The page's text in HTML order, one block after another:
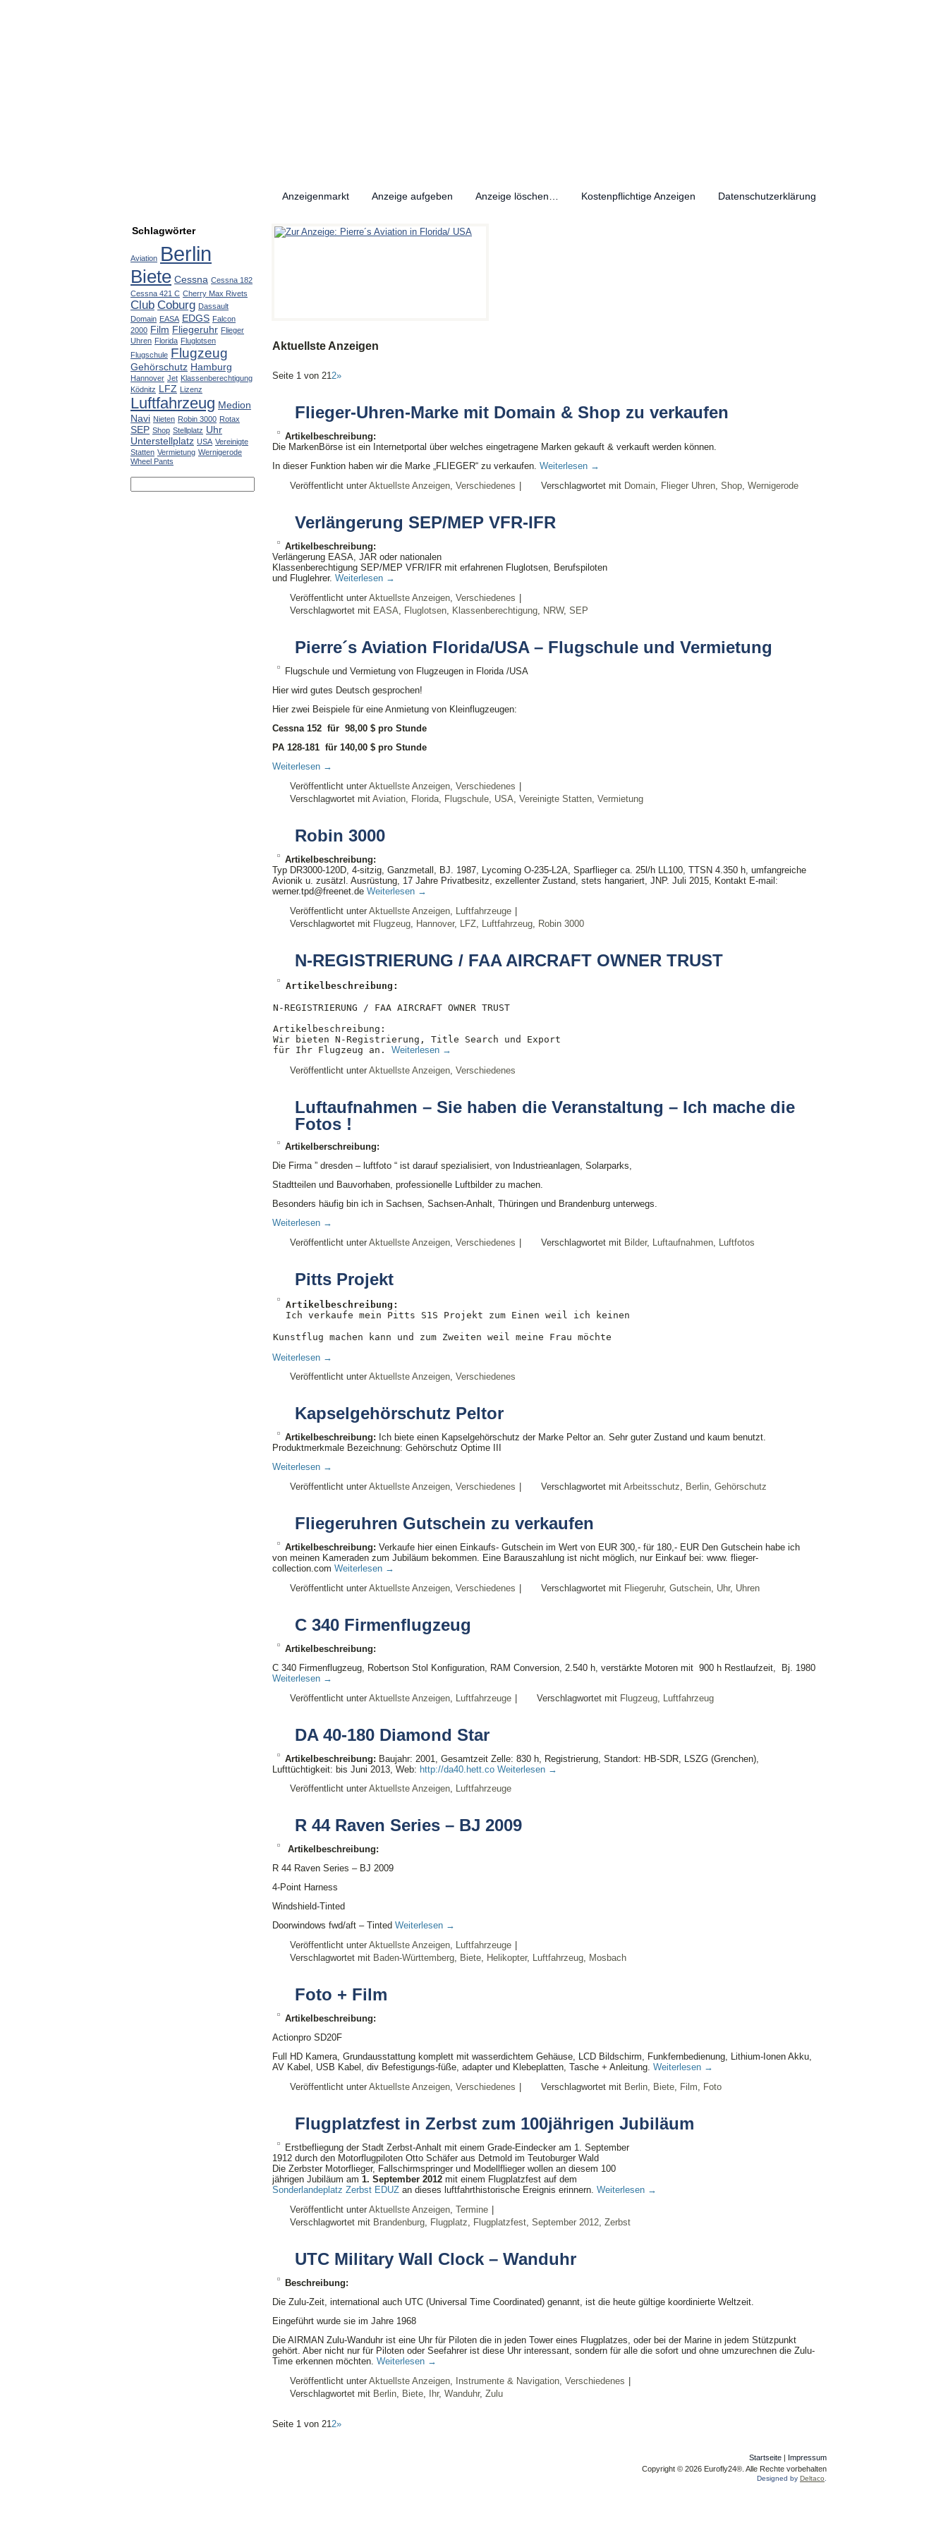
Anzeigenmarkt Anzeige aufgeben Anzeige löschen… Kostenpflichtige Anzeigen Datenschutzerklärung
Schlagwörter
Aviation Berlin
Biete Cessna Cessna 182
Cessna 421 C Cherry Max Rivets
Club Coburg Dassault
Domain EASA EDGS Falcon
2000 Film Fliegeruhr Flieger
Uhren Florida Fluglotsen
Flugschule Flugzeug
Gehörschutz Hamburg
Hannover Jet Klassenberechtigung
Ködnitz LFZ Lizenz
Luftfahrzeug Medion
Navi Nieten Robin 3000 Rotax
SEP Shop Stellplatz Uhr
Unterstellplatz USA Vereinigte
Statten Vermietung Wernigerode
Wheel Pants
Aktuellste Anzeigen
Seite 1 von 212»
Flieger-Uhren-Marke mit Domain & Shop zu verkaufen
Artikelbeschreibung:
Die MarkenBörse ist ein Internetportal über welches eingetragene Marken gekauft & verkauft werden können.
In dieser Funktion haben wir die Marke „FLIEGER“ zu verkaufen. Weiterlesen →
Veröffentlicht unter Aktuellste Anzeigen, Verschiedenes Verschlagwortet mit Domain, Flieger Uhren, Shop, Wernigerode
Verlängerung SEP/MEP VFR-IFR
Artikelbeschreibung:
Verlängerung EASA, JAR oder nationalen
Klassenberechtigung SEP/MEP VFR/IFR mit erfahrenen Fluglotsen, Berufspiloten
und Fluglehrer. Weiterlesen →
Veröffentlicht unter Aktuellste Anzeigen, Verschiedenes
Verschlagwortet mit EASA, Fluglotsen, Klassenberechtigung, NRW, SEP
Pierre´s Aviation Florida/USA – Flugschule und Vermietung
Flugschule und Vermietung von Flugzeugen in Florida /USA
Hier wird gutes Deutsch gesprochen!
Hier zwei Beispiele für eine Anmietung von Kleinflugzeugen:
Cessna 152 für 98,00 $ pro Stunde
PA 128-181 für 140,00 $ pro Stunde
Weiterlesen →
Veröffentlicht unter Aktuellste Anzeigen, Verschiedenes
Verschlagwortet mit Aviation, Florida, Flugschule, USA, Vereinigte Statten, Vermietung
Robin 3000
Artikelbeschreibung:
Typ DR3000-120D, 4-sitzig, Ganzmetall, BJ. 1987, Lycoming O-235-L2A, Sparflieger ca. 25l/h LL100, TTSN 4.350 h, umfangreiche
Avionik u. zusätzl. Ausrüstung, 17 Jahre Privatbesitz, exzellenter Zustand, stets hangariert, JNP. Juli 2015, Kontakt E-mail:
werner.tpd@freenet.de Weiterlesen →
Veröffentlicht unter Aktuellste Anzeigen, Luftfahrzeuge
Verschlagwortet mit Flugzeug, Hannover, LFZ, Luftfahrzeug, Robin 3000
N-REGISTRIERUNG / FAA AIRCRAFT OWNER TRUST
Artikelbeschreibung:
N-REGISTRIERUNG / FAA AIRCRAFT OWNER TRUST
Artikelbeschreibung:
Wir bieten N-Registrierung, Title Search und Export
für Ihr Flugzeug an. Weiterlesen →
Veröffentlicht unter Aktuellste Anzeigen, Verschiedenes
Luftaufnahmen – Sie haben die Veranstaltung – Ich mache die
Fotos !
Artikelberschreibung:
Die Firma ” dresden – luftfoto “ ist darauf spezialisiert, von Industrieanlagen, Solarparks,
Stadtteilen und Bauvorhaben, professionelle Luftbilder zu machen.
Besonders häufig bin ich in Sachsen, Sachsen-Anhalt, Thüringen und Brandenburg unterwegs.
Weiterlesen →
Veröffentlicht unter Aktuellste Anzeigen, Verschiedenes Verschlagwortet mit Bilder, Luftaufnahmen, Luftfotos
Pitts Projekt
Artikelbeschreibung:
Ich verkaufe mein Pitts S1S Projekt zum Einen weil ich keinen
Kunstflug machen kann und zum Zweiten weil meine Frau möchte
Weiterlesen →
Veröffentlicht unter Aktuellste Anzeigen, Verschiedenes
Kapselgehörschutz Peltor
Artikelbeschreibung: Ich biete einen Kapselgehörschutz der Marke Peltor an. Sehr guter Zustand und kaum benutzt.
Produktmerkmale Bezeichnung: Gehörschutz Optime III
Weiterlesen →
Veröffentlicht unter Aktuellste Anzeigen, Verschiedenes Verschlagwortet mit Arbeitsschutz, Berlin, Gehörschutz
Fliegeruhren Gutschein zu verkaufen
Artikelbeschreibung: Verkaufe hier einen Einkaufs- Gutschein im Wert von EUR 300,- für 180,- EUR Den Gutschein habe ich
von meinen Kameraden zum Jubiläum bekommen. Eine Barauszahlung ist nicht möglich, nur Einkauf bei: www. flieger-
collection.com Weiterlesen →
Veröffentlicht unter Aktuellste Anzeigen, Verschiedenes Verschlagwortet mit Fliegeruhr, Gutschein, Uhr, Uhren
C 340 Firmenflugzeug
Artikelbeschreibung:
C 340 Firmenflugzeug, Robertson Stol Konfiguration, RAM Conversion, 2.540 h, verstärkte Motoren mit 900 h Restlaufzeit, Bj. 1980
Weiterlesen →
Veröffentlicht unter Aktuellste Anzeigen, Luftfahrzeuge Verschlagwortet mit Flugzeug, Luftfahrzeug
DA 40-180 Diamond Star
Artikelbeschreibung: Baujahr: 2001, Gesamtzeit Zelle: 830 h, Registrierung, Standort: HB-SDR, LSZG (Grenchen),
Lufttüchtigkeit: bis Juni 2013, Web: http://da40.hett.co Weiterlesen →
Veröffentlicht unter Aktuellste Anzeigen, Luftfahrzeuge
R 44 Raven Series – BJ 2009
Artikelbeschreibung:
R 44 Raven Series – BJ 2009
4-Point Harness
Windshield-Tinted
Doorwindows fwd/aft – Tinted Weiterlesen →
Veröffentlicht unter Aktuellste Anzeigen, Luftfahrzeuge
Verschlagwortet mit Baden-Württemberg, Biete, Helikopter, Luftfahrzeug, Mosbach
Foto + Film
Artikelbeschreibung:
Actionpro SD20F
Full HD Kamera, Grundausstattung komplett mit wasserdichtem Gehäuse, LCD Bildschirm, Funkfernbedienung, Lithium-Ionen Akku,
AV Kabel, USB Kabel, div Befestigungs-füße, adapter und Klebeplatten, Tasche + Anleitung. Weiterlesen →
Veröffentlicht unter Aktuellste Anzeigen, Verschiedenes Verschlagwortet mit Berlin, Biete, Film, Foto
Flugplatzfest in Zerbst zum 100jährigen Jubiläum
Erstbefliegung der Stadt Zerbst-Anhalt mit einem Grade-Eindecker am 1. September
1912 durch den Motorflugpiloten Otto Schäfer aus Detmold im Teutoburger Wald
Die Zerbster Motorflieger, Fallschirmspringer und Modellflieger wollen an diesem 100
jährigen Jubiläum am 1. September 2012 mit einem Flugplatzfest auf dem
Sonderlandeplatz Zerbst EDUZ an dieses luftfahrthistorische Ereignis erinnern. Weiterlesen →
Veröffentlicht unter Aktuellste Anzeigen, Termine
Verschlagwortet mit Brandenburg, Flugplatz, Flugplatzfest, September 2012, Zerbst
UTC Military Wall Clock – Wanduhr
Beschreibung:
Die Zulu-Zeit, international auch UTC (Universal Time Coordinated) genannt, ist die heute gültige koordinierte Weltzeit.
Eingeführt wurde sie im Jahre 1968
Die AIRMAN Zulu-Wanduhr ist eine Uhr für Piloten die in jeden Tower eines Flugplatzes, oder bei der Marine in jedem Stützpunkt
gehört. Aber nicht nur für Piloten oder Seefahrer ist diese Uhr interessant, sondern für alle die sofort und ohne umzurechnen die Zulu-
Time erkennen möchten. Weiterlesen →
Veröffentlicht unter Aktuellste Anzeigen, Instrumente & Navigation, Verschiedenes
Verschlagwortet mit Berlin, Biete, Ihr, Wanduhr, Zulu
Seite 1 von 212»
Startseite | Impressum
Copyright © 2026 Eurofly24®. Alle Rechte vorbehalten
Designed by Deltaco